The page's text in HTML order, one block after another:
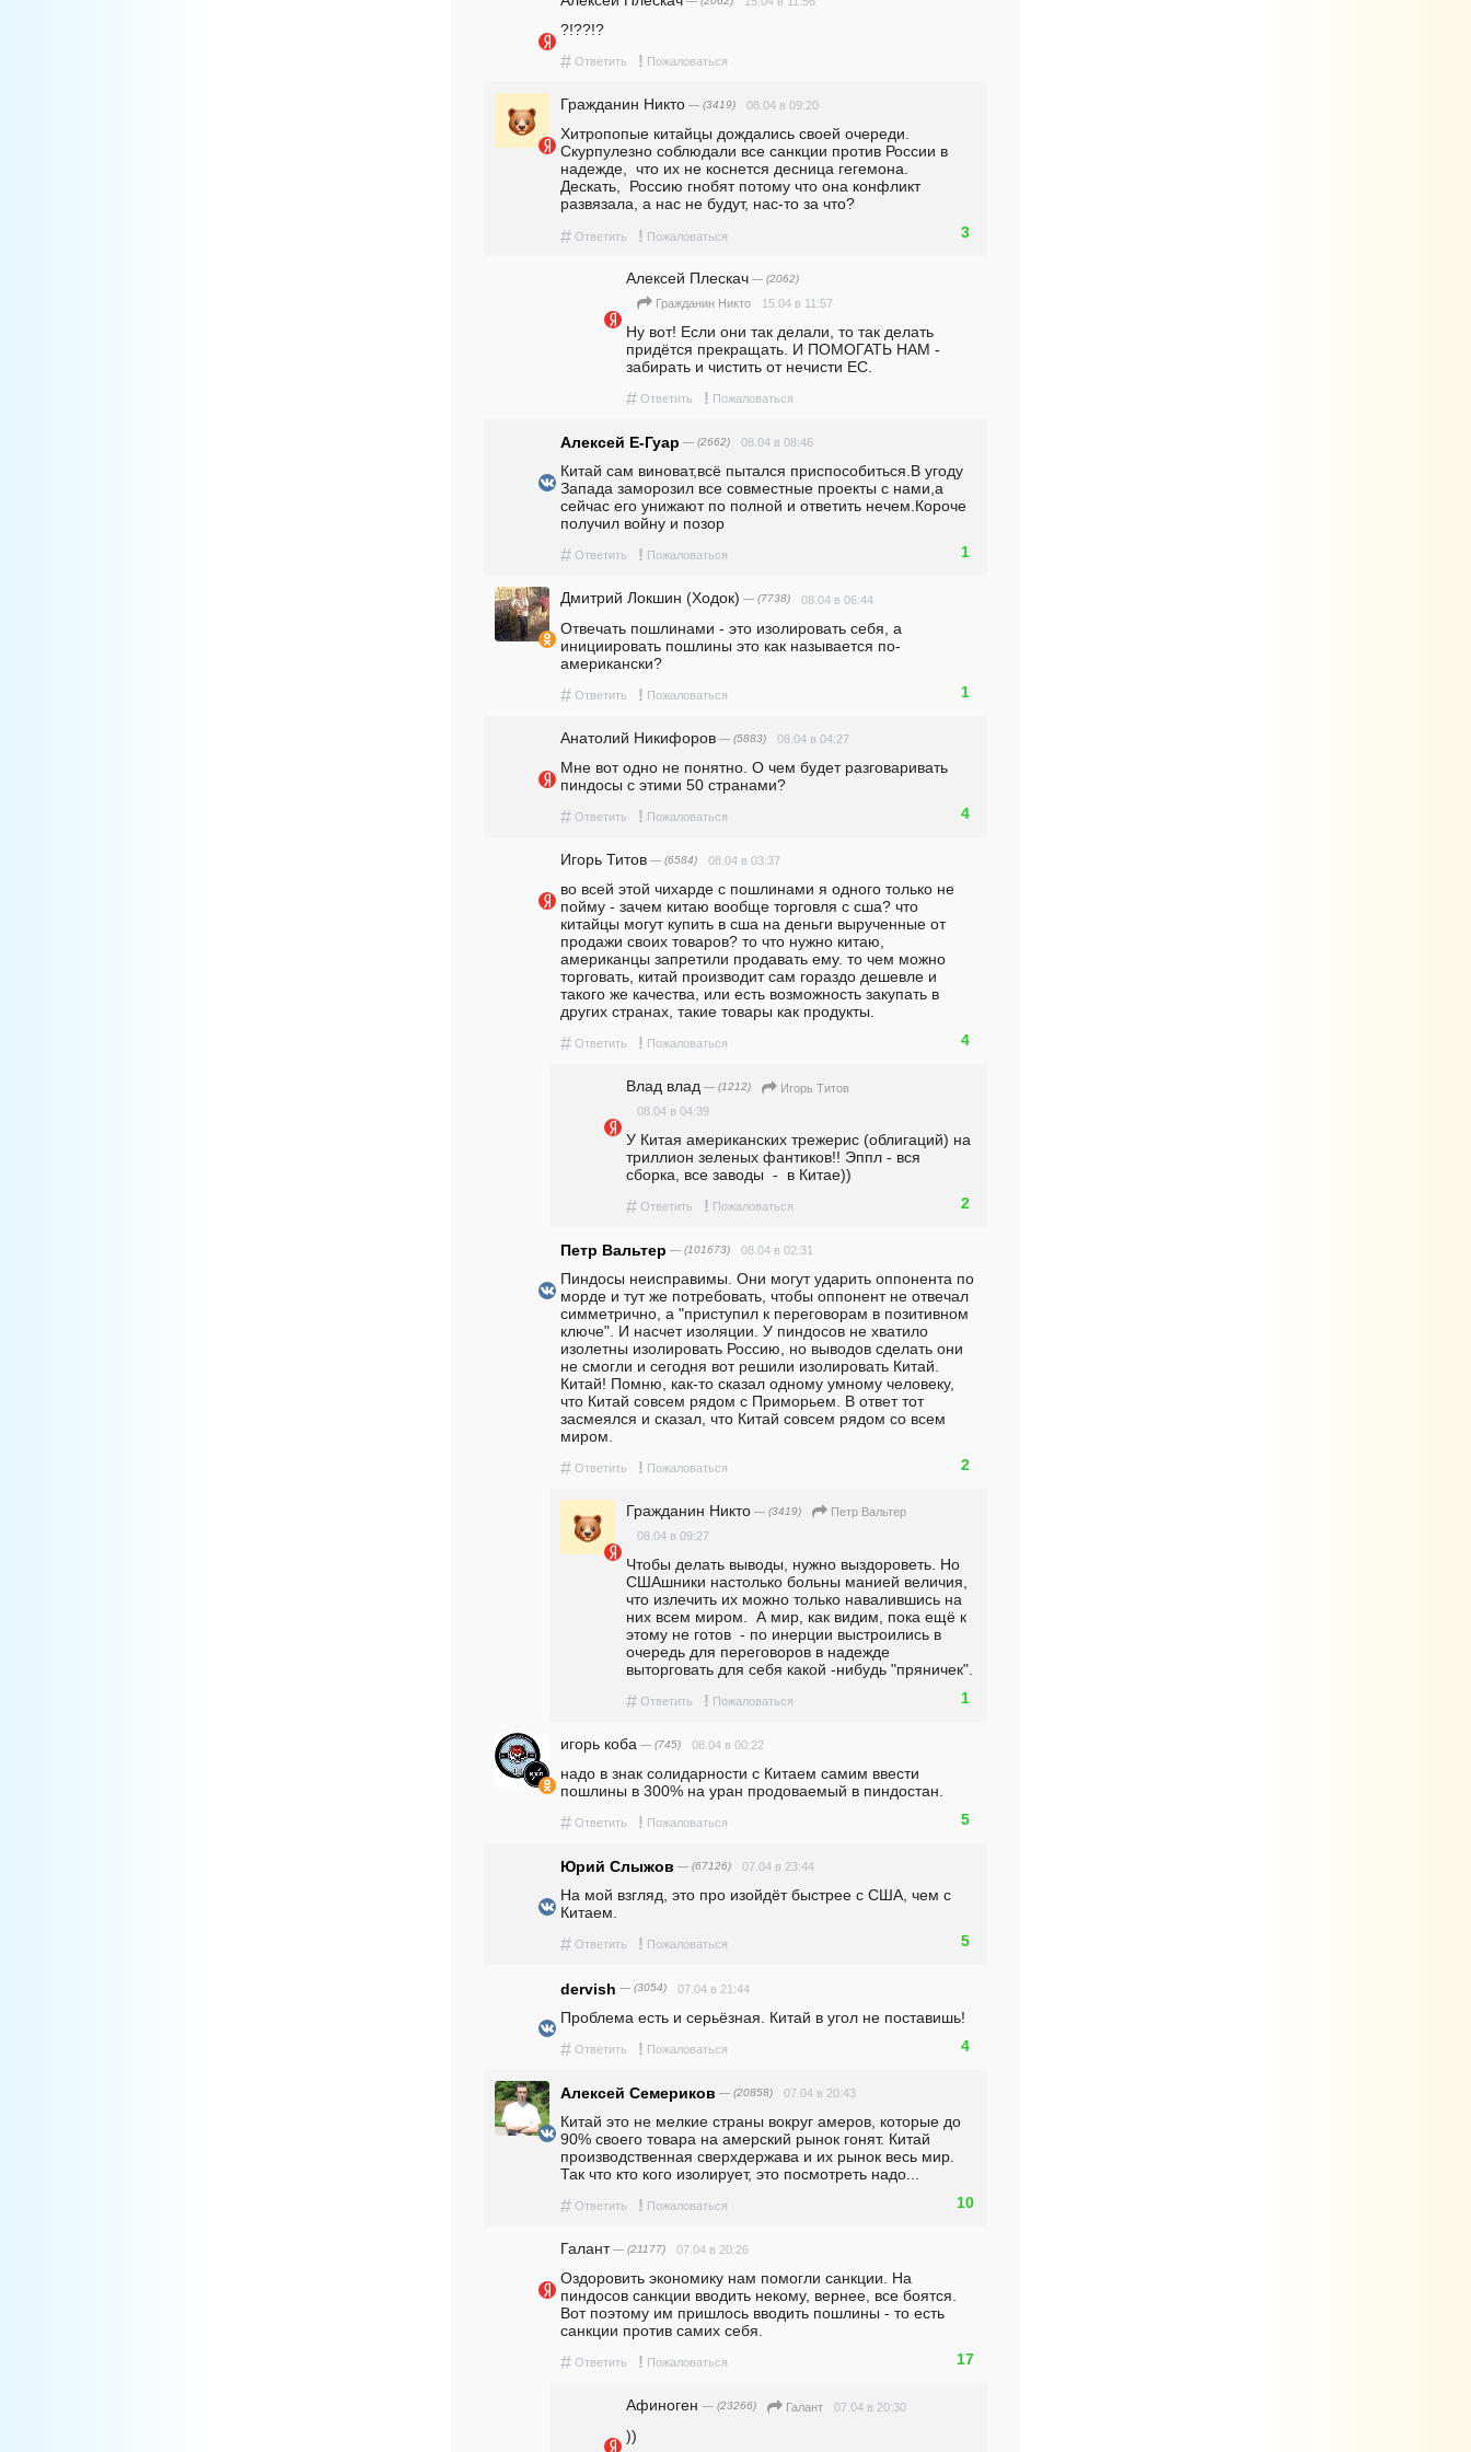
?!??!?
# Ответить ! Пожаловаться
Гражданин Никто — (3419) 08.04 в 09:20
Хитропопые китайцы дождались своей очереди.
Скурпулезно соблюдали все санкции против России в
надежде,  что их не коснется десница гегемона.
Дескать,  Россию гнобят потому что она конфликт
развязала, а нас не будут, нас-то за что?
# Ответить ! Пожаловаться 3
Алексей Плескач — (2062)
Гражданин Никто 15.04 в 11:57
Ну вот! Если они так делали, то так делать
придётся прекращать. И ПОМОГАТЬ НАМ -
забирать и чистить от нечисти ЕС.
# Ответить ! Пожаловаться
Алексей Е-Гуар — (2662) 08.04 в 08:46
Китай сам виноват,всё пытался приспособиться.В угоду
Запада заморозил все совместные проекты с нами,а
сейчас его унижают по полной и ответить нечем.Короче
получил войну и позор
# Ответить ! Пожаловаться 1
Дмитрий Локшин (Ходок) — (7738) 08.04 в 06:44
Отвечать пошлинами - это изолировать себя, а
инициировать пошлины это как называется по-
американски?
# Ответить ! Пожаловаться 1
Анатолий Никифоров — (5883) 08.04 в 04:27
Мне вот одно не понятно. О чем будет разговаривать
пиндосы с этими 50 странами?
# Ответить ! Пожаловаться 4
Игорь Титов — (6584) 08.04 в 03:37
во всей этой чихарде с пошлинами я одного только не
пойму - зачем китаю вообще торговля с сша? что
китайцы могут купить в сша на деньги вырученные от
продажи своих товаров? то что нужно китаю,
американцы запретили продавать ему. то чем можно
торговать, китай производит сам гораздо дешевле и
такого же качества, или есть возможность закупать в
других странах, такие товары как продукты.
# Ответить ! Пожаловаться 4
Влад влад — (1212)
Игорь Титов
08.04 в 04:39
У Китая американских трежерис (облигаций) на
триллион зеленых фантиков!! Эппл - вся
сборка, все заводы  -  в Китае))
# Ответить ! Пожаловаться 2
Петр Вальтер — (101673) 08.04 в 02:31
Пиндосы неисправимы. Они могут ударить оппонента по
морде и тут же потребовать, чтобы оппонент не отвечал
симметрично, а "приступил к переговорам в позитивном
ключе". И насчет изоляции. У пиндосов не хватило
изолетны изолировать Россию, но выводов сделать они
не смогли и сегодня вот решили изолировать Китай.
Китай! Помню, как-то сказал одному умному человеку,
что Китай совсем рядом с Приморьем. В ответ тот
засмеялся и сказал, что Китай совсем рядом со всем
миром.
# Ответить ! Пожаловаться 2
Гражданин Никто — (3419)
Петр Вальтер
08.04 в 09:27
Чтобы делать выводы, нужно выздороветь. Но
СШАшники настолько больны манией величия,
что излечить их можно только навалившись на
них всем миром.  А мир, как видим, пока ещё к
этому не готов  - по инерции выстроились в
очередь для переговоров в надежде
выторговать для себя какой -нибудь "пряничек".
# Ответить ! Пожаловаться 1
игорь коба — (745) 08.04 в 00:22
надо в знак солидарности с Китаем самим ввести
пошлины в 300% на уран продоваемый в пиндостан.
# Ответить ! Пожаловаться 5
Юрий Слыжов — (67126) 07.04 в 23:44
На мой взгляд, это про изойдёт быстрее с США, чем с
Китаем.
# Ответить ! Пожаловаться 5
dervish — (3054) 07.04 в 21:44
Проблема есть и серьёзная. Китай в угол не поставишь!
# Ответить ! Пожаловаться 4
Алексей Семериков — (20858) 07.04 в 20:43
Китай это не мелкие страны вокруг амеров, которые до
90% своего товара на амерский рынок гонят. Китай
производственная сверхдержава и их рынок весь мир.
Так что кто кого изолирует, это посмотреть надо...
# Ответить ! Пожаловаться 10
Галант— (21177) 07.04 в 20:26
Оздоровить экономику нам помогли санкции. На
пиндосов санкции вводить некому, вернее, все боятся.
Вот поэтому им пришлось вводить пошлины - то есть
санкции против самих себя.
# Ответить ! Пожаловаться 17
Афиноген — (23266) Галант 07.04 в 20:30
))